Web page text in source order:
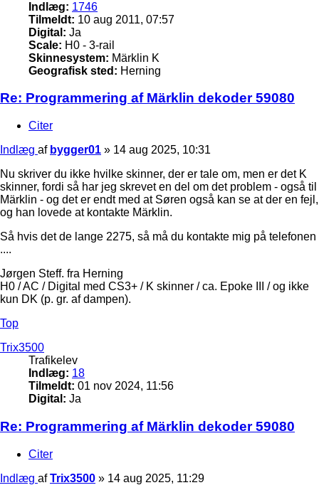
Indlæg: 1746
Tilmeldt: 10 aug 2011, 07:57
Digital: Ja
Scale: H0 - 3-rail
Skinnesystem: Märklin K
Geografisk sted: Herning
Re: Programmering af Märklin dekoder 59080
Citer
Indlæg af bygger01 » 14 aug 2025, 10:31
Nu skriver du ikke hvilke skinner, der er tale om, men er det K
skinner, fordi så har jeg skrevet en del om det problem - også til
Märklin - og det er endt med at Søren også kan se at der en fejl,
og han lovede at kontakte Märklin.
Så hvis det de lange 2275, så må du kontakte mig på telefonen
....
Jørgen Steff. fra Herning
H0 / AC / Digital med CS3+ / K skinner / ca. Epoke III / og ikke
kun DK (p. gr. af dampen).
Top
Trix3500
Trafikelev
Indlæg: 18
Tilmeldt: 01 nov 2024, 11:56
Digital: Ja
Re: Programmering af Märklin dekoder 59080
Citer
Indlæg afTrix3500 » 14 aug 2025, 11:29